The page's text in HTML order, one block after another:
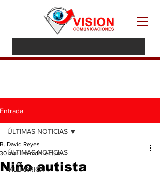
Entrada
ÚLTIMAS NOTICIAS
VILLARRICA
ÚLTIMAS NOTICIAS
Niño autista
B. David Reyes
30 mar 1 min de lectura